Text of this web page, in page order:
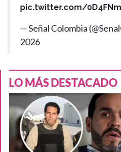
pic.twitter.com/
— Señal Colombia
2026
LO MÁS DESTACADO